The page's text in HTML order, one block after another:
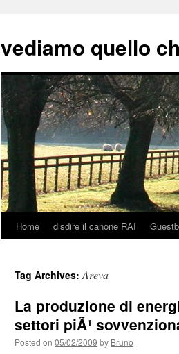
vediamo quello
Skip
content
Home disdire il canone RAI
Tag Archives:Areva
La produzione di
settori piÃ¹
Posted on 05/02/2009 by Bruno